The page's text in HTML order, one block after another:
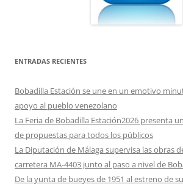
ENTRADAS RECIENTES
Bobadilla Estación se une en un emotivo
apoyo al pueblo venezolano
La Feria de Bobadilla Estación2026 presenta
de propuestas para todos los públicos
La Diputación de Málaga supervisa las obras
carretera MA-4403 junto al paso a nivel de
De la yunta de bueyes de 1951 al estreno de